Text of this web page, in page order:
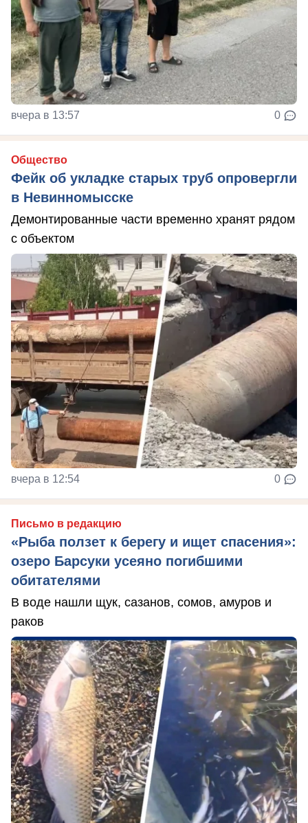
вчера в 13:57 0
Общество
Фейк об укладке старых труб опровергли
в Невинномысске
Демонтированные части временно хранят рядом
с объектом
вчера в 12:54 0
Письмо в редакцию
«Рыба ползет к берегу и ищет спасения»:
озеро Барсуки усеяно погибшими
обитателями
В воде нашли щук, сазанов, сомов, амуров и
раков